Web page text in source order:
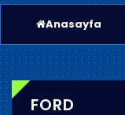
Anasayfa
FORD